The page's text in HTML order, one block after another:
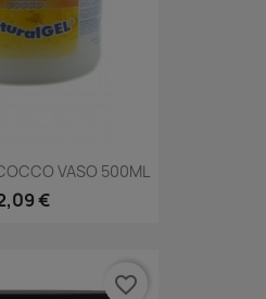
VASO 500ML
€
favorite_border